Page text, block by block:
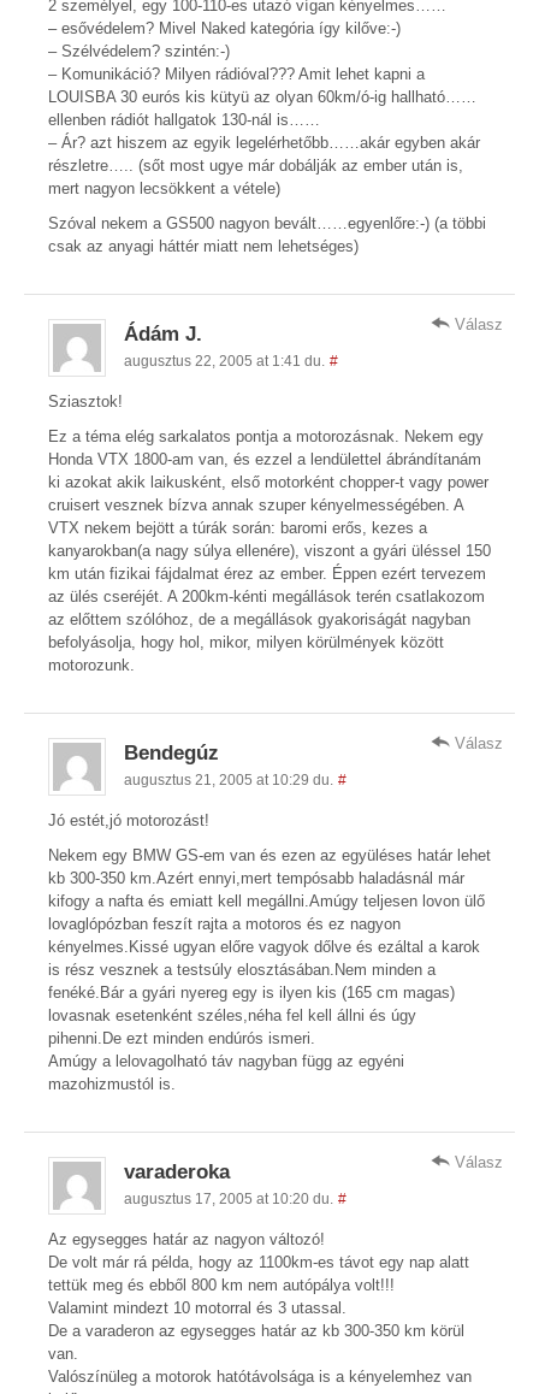
2 személyel, egy 100-110-es utazó vígan kényelmes……
– esővédelem? Mivel Naked kategória így kilőve:-)
– Szélvédelem? szintén:-)
– Komunikáció? Milyen rádióval??? Amit lehet kapni a
LOUISBA 30 eurós kis kütyü az olyan 60km/ó-ig hallható……
ellenben rádiót hallgatok 130-nál is……
– Ár? azt hiszem az egyik legelérhetőbb……akár egyben akár
részletre….. (sőt most ugye már dobálják az ember után is,
mert nagyon lecsökkent a vétele)
Szóval nekem a GS500 nagyon bevált……egyenlőre:-) (a többi
csak az anyagi háttér miatt nem lehetséges)
Ádám J.
augusztus 22, 2005 at 1:41 du. #
Sziasztok!
Ez a téma elég sarkalatos pontja a motorozásnak. Nekem egy
Honda VTX 1800-am van, és ezzel a lendülettel ábrándítanám
ki azokat akik laikusként, első motorként chopper-t vagy power
cruisert vesznek bízva annak szuper kényelmességében. A
VTX nekem bejött a túrák során: baromi erős, kezes a
kanyarokban(a nagy súlya ellenére), viszont a gyári üléssel 150
km után fizikai fájdalmat érez az ember. Éppen ezért tervezem
az ülés cseréjét. A 200km-kénti megállások terén csatlakozom
az előttem szólóhoz, de a megállások gyakoriságát nagyban
befolyásolja, hogy hol, mikor, milyen körülmények között
motorozunk.
Válasz
Bendegúz
augusztus 21, 2005 at 10:29 du. #
Jó estét,jó motorozást!
Nekem egy BMW GS-em van és ezen az együléses határ lehet
kb 300-350 km.Azért ennyi,mert tempósabb haladásnál már
kifogy a nafta és emiatt kell megállni.Amúgy teljesen lovon ülő
lovaglópózban feszít rajta a motoros és ez nagyon
kényelmes.Kissé ugyan előre vagyok dőlve és ezáltal a karok
is rész vesznek a testsúly elosztásában.Nem minden a
fenéké.Bár a gyári nyereg egy is ilyen kis (165 cm magas)
lovasnak esetenként széles,néha fel kell állni és úgy
pihenni.De ezt minden endúrós ismeri.
Amúgy a lelovagolható táv nagyban függ az egyéni
mazohizmustól is.
Válasz
varaderoka
augusztus 17, 2005 at 10:20 du. #
Az egysegges határ az nagyon változó!
De volt már rá példa, hogy az 1100km-es távot egy nap alatt
tettük meg és ebből 800 km nem autópálya volt!!!
Valamint mindezt 10 motorral és 3 utassal.
De a varaderon az egysegges határ az kb 300-350 km körül
van.
Valószínüleg a motorok hatótávolsága is a kényelemhez van
Válasz